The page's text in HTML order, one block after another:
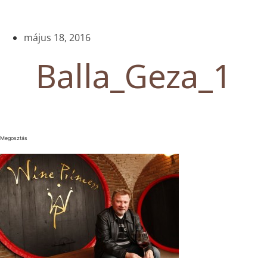
május 18, 2016
Balla_Geza_1
Megosztás